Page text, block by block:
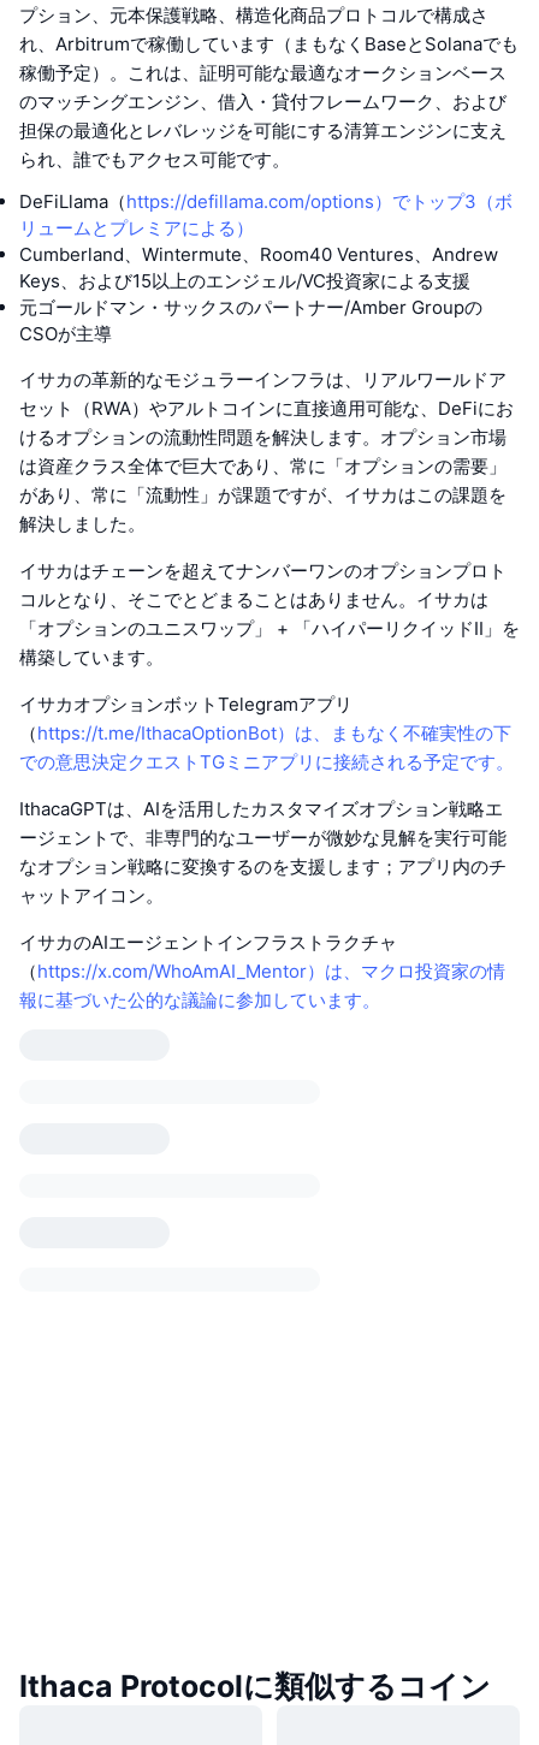
プション、元本保護戦略、構造化商品プロトコルで構成さ
れ、Arbitrumで稼働しています（まもなくBaseとSolanaでも
稼働予定）。これは、証明可能な最適なオークションベース
のマッチングエンジン、借入・貸付フレームワーク、および
担保の最適化とレバレッジを可能にする清算エンジンに支え
られ、誰でもアクセス可能です。
DeFiLlama（https://defillama.com/options）でトップ3（ボ
リュームとプレミアによる）
Cumberland、Wintermute、Room40 Ventures、Andrew
Keys、および15以上のエンジェル/VC投資家による支援
元ゴールドマン・サックスのパートナー/Amber Groupの
CSOが主導
イサカの革新的なモジュラーインフラは、リアルワールドア
セット（RWA）やアルトコインに直接適用可能な、DeFiにお
けるオプションの流動性問題を解決します。オプション市場
は資産クラス全体で巨大であり、常に「オプションの需要」
があり、常に「流動性」が課題ですが、イサカはこの課題を
解決しました。
イサカはチェーンを超えてナンバーワンのオプションプロト
コルとなり、そこでとどまることはありません。イサカは
「オプションのユニスワップ」 + 「ハイパーリクイッドII」を
構築しています。
イサカオプションボットTelegramアプリ
（https://t.me/IthacaOptionBot）は、まもなく不確実性の下
での意思決定クエストTGミニアプリに接続される予定です。
IthacaGPTは、AIを活用したカスタマイズオプション戦略エ
ージェントで、非専門的なユーザーが微妙な見解を実行可能
なオプション戦略に変換するのを支援します；アプリ内のチ
ャットアイコン。
イサカのAIエージェントインフラストラクチャ
（https://x.com/WhoAmAI_Mentor）は、マクロ投資家の情
報に基づいた公的な議論に参加しています。
Ithaca Protocolに類似するコイン